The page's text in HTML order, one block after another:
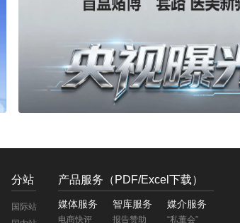
分站
国际站
产品服务（PDF/Excel下载）
媒体服务
电商快评
智库服务
报告赞助
媒介服务
“私董会”